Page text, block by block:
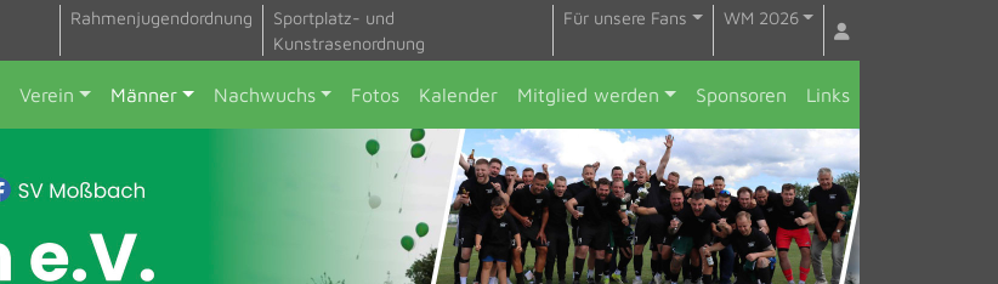
Rahmenjugendordnung
Sportplatz- und
Kunstrasenordnung
Für unsere Fans WM 2026
Verein Männer Nachwuchs Fotos Kalender Mitglied werden Sponsoren Links